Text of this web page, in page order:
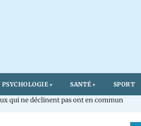
PSYCHOLOGIE SANTÉ SPORT
qui ne déclinent pas ont en commun